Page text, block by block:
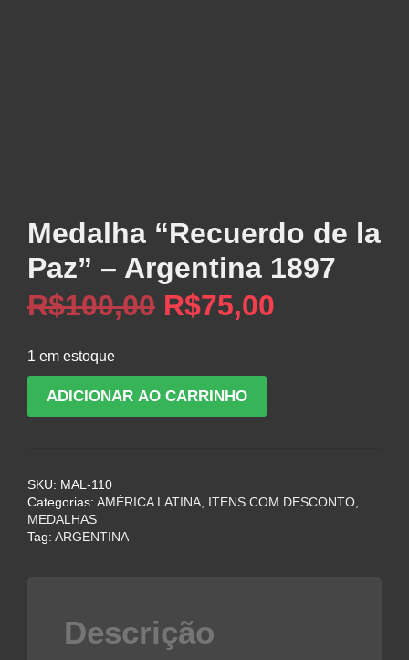
Medalha “Recuerdo de la
Paz” – Argentina 1897
R$100,00 O
original
era:
R$75,00
1 em estoque
“Recuerdo
-
Argentina
1897
ADICIONAR AO CARRINHO
SKU: MAL-110
Categorias: AMÉRICA LATINA ITENS COM DESCONTO
MEDALHAS
Tag: ARGENTINA
Descrição